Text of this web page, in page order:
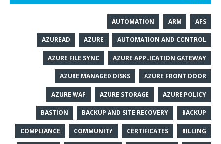
AFS
ARM
AUTOMATION
AUTOMATION AND CONTROL
AZURE
AZUREAD
AZURE APPLICATION GATEWAY
AZURE FILE SYNC
AZURE FRONT DOOR
AZURE MANAGED DISKS
AZURE POLICY
AZURE STORAGE
AZURE WAF
BACKUP
BACKUP AND SITE RECOVERY
BASTION
BILLING
CERTIFICATES
COMMUNITY
COMPLIANCE